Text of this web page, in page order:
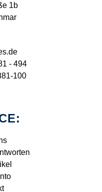
1b
- 494
100